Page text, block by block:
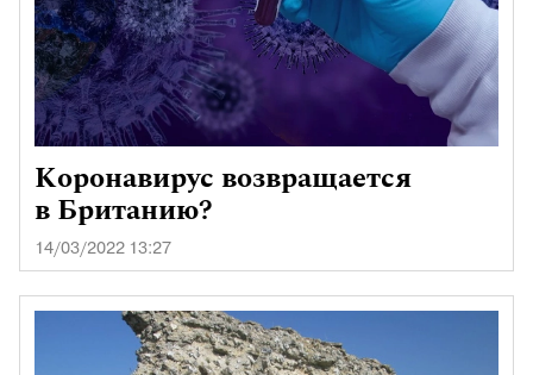
Коронавирус возвращается
в Британию?
14/03/2022 13:27